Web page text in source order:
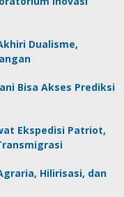
Dualisme,
Bisa Akses Prediksi
Ekspedisi Patriot,
Hilirisasi, dan